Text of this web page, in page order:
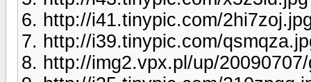
6. http://i41.tinypic.com/
7. http://i39.tinypic.com/
8. http://img2.vpx.pl/up/